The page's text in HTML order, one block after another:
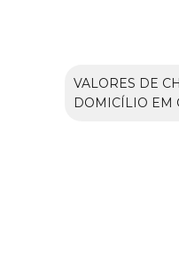
VALORES DE
DOMICÍLIO EM